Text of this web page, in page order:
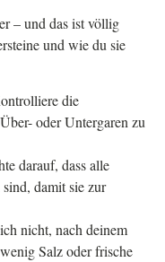
– und das ist völlig
und wie du sie
die
oder Untergaren zu
darauf, dass alle
damit sie zur
nicht, nach deinem
Salz oder frische